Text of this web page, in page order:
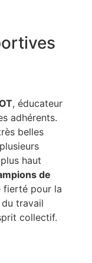
, éducateur
adhérents.
belles
haut
de
fierté pour la
travail
collectif.